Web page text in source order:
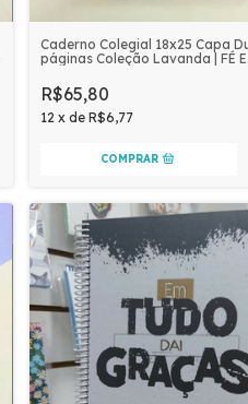
Caderno Colegial 18x25 Capa
páginas Coleção Lavanda | FÉ E
R$65,80
12 x de R$6,77